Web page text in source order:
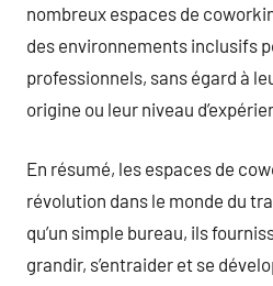
nombreux espaces de
des environnements inclusifs
professionnels, sans égard à
origine ou leur niveau
En résumé, les espaces de
révolution dans le monde du
qu’un simple bureau, ils
grandir, s’entraider et se